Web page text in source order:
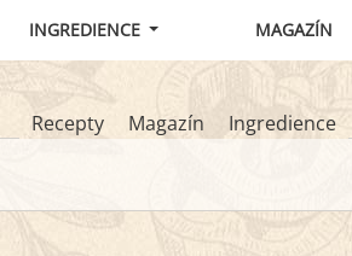
INGREDIENCE MAGAZÍN
Recepty Magazín Ingredience